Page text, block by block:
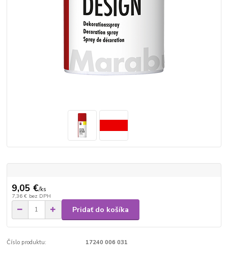
9,05 €/ks
7,36 € bez DPH
Pridať do košíka
Číslo produktu: 17240 006 031